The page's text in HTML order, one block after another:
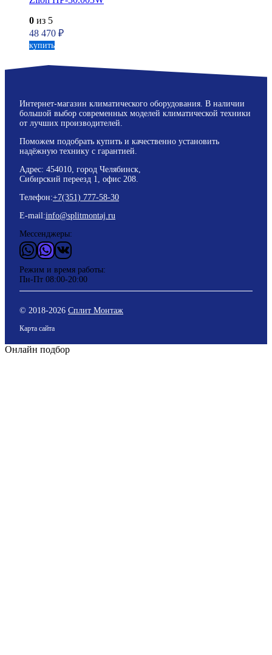
0 из 5
48 470 ₽
купить
Интернет-магазин климатического оборудования. В наличии
большой выбор современных моделей климатической техники
от лучших производителей.
Поможем подобрать купить и качественно установить
надёжную технику с гарантией.
Адрес: 454010, город Челябинск,
Сибирский переезд 1, офис 208.
Телефон:+7(351) 777-58-30
E-mail:info@splitmontaj.ru
Мессенджеры:
WhatsApp
ViderВКонтакте
Режим и время работы:
Пн-Пт 08:00-20:00
© 2018-2026 Сплит Монтаж
Карта сайта
Онлайн подбор